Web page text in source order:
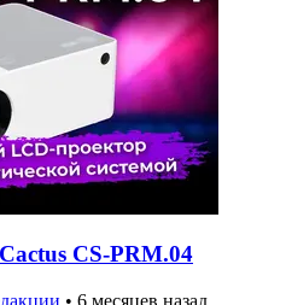
CS-PRM.04
• 6 месяцев назад